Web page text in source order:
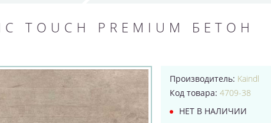
TOUCH PREMIUM БЕТОН
Производитель: Kaindl
Код товара: 4709-38
НЕТ В НАЛИЧИИ